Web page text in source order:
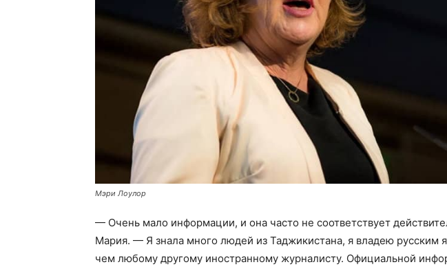
Мэри Лоулор
— Очень мало информации, и она часто не соответствует
Мария. — Я знала много людей из Таджикистана, я владею русским
чем любому другому иностранному журналисту. Официальной